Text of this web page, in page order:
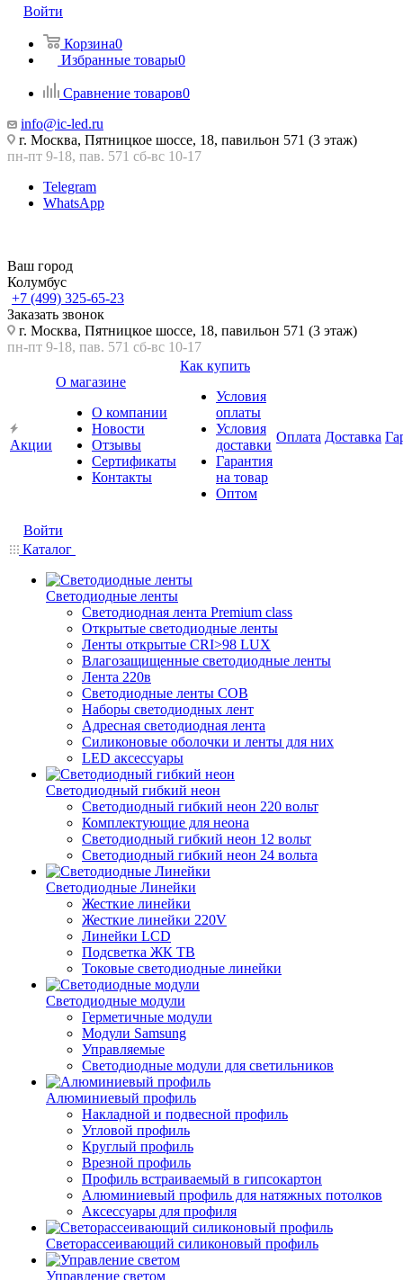
Войти
Корзина0
Избранные товары0
Сравнение товаров0
info@ic-led.ru
г. Москва, Пятницкое шоссе, 18, павильон 571 (3 этаж)
пн-пт 9-18, пав. 571 сб-вс 10-17
Telegram
WhatsApp
Ваш город
Колумбус
+7 (499) 325-65-23
Заказать звонок
г. Москва, Пятницкое шоссе, 18, павильон 571 (3 этаж)
пн-пт 9-18, пав. 571 сб-вс 10-17
Акции
О магазине
О компании
Новости
Отзывы
Сертификаты
Контакты
Как купить
Условия
оплаты
Условия
доставки
Гарантия
на товар
Оптом
Оплата Доставка
Войти
Каталог
Светодиодные ленты
Светодиодная лента Premium class
Открытые светодиодные ленты
Ленты открытые CRI>98 LUX
Влагозащищенные светодиодные ленты
Лента 220в
Светодиодные ленты COB
Наборы светодиодных лент
Адресная светодиодная лента
Силиконовые оболочки и ленты для них
LED аксессуары
Светодиодный гибкий неон
Светодиодный гибкий неон 220 вольт
Комплектующие для неона
Светодиодный гибкий неон 12 вольт
Светодиодный гибкий неон 24 вольта
Светодиодные Линейки
Жесткие линейки
Жесткие линейки 220V
Линейки LCD
Подсветка ЖК ТВ
Токовые светодиодные линейки
Светодиодные модули
Герметичные модули
Модули Samsung
Управляемые
Светодиодные модули для светильников
Алюминиевый профиль
Накладной и подвесной профиль
Угловой профиль
Круглый профиль
Врезной профиль
Профиль встраиваемый в гипсокартон
Алюминиевый профиль для натяжных потолков
Аксессуары для профиля
Светорассеивающий силиконовый профиль
Управление светом